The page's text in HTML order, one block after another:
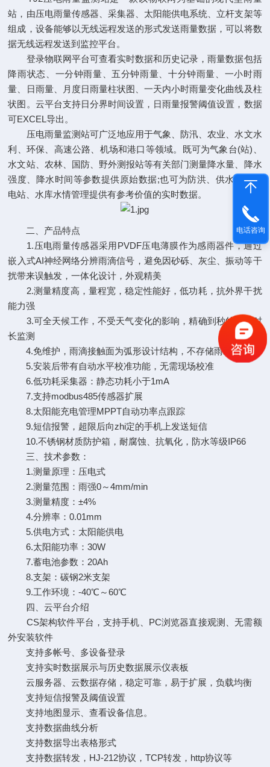
站，由压电雨量传感器、采集器、太阳能供电系统、立杆支架等
组成，设备能够以无线远程发送的形式发送雨量数据，可以将数
据无线远程发送到监控平台。
登录物联网平台可查看实时数据和历史记录，雨量数据包括
降雨状态、一分钟雨量、五分钟雨量、十分钟雨量、一小时雨
量、日雨量、月度日雨量柱状图、一天内小时雨量变化曲线及柱
状图。云平台支持日分界时间设置，日雨量报警阈值设置，数据
可EXCEL导出。
压电雨量监测站可广泛地应用于气象、防汛、农业、水文水
利、环保、高速公路、机场和港口等领域。既可为气象台(站)、
水文站、农林、国防、野外测报站等有关部门测量降水量、降水
强度、降水时间等参数提供原始数据;也可为防洪、供水调度、
电站、水库水情管理提供有参考价值的实时数据。
二、产品特点
1.压电雨量传感器采用PVDF压电薄膜作为感雨器件，通过
嵌入式AI神经网络分辨雨滴信号，避免因砂砾、灰尘、振动等干
扰带来误触发，一体化设计，外观精美
2.测量精度高，量程宽，稳定性能好，低功耗，抗外界干扰
能力强
3.可全天候工作，不受天气变化的影响，精确到秒的降雨时
长监测
4.免维护，雨滴接触面为弧形设计结构，不存储雨水
5.安装后带有自动水平校准功能，无需现场校准
6.低功耗采集器：静态功耗小于1mA
7.支持modbus485传感器扩展
8.太阳能充电管理MPPT自动功率点跟踪
9.短信报警，超限后向zhi定的手机上发送短信
10.不锈钢材质防护箱，耐腐蚀、抗氧化，防水等级IP66
三、技术参数：
1.测量原理：压电式
2.测量范围：雨强0～4mm/min
3.测量精度：±4%
4.分辨率：0.01mm
5.供电方式：太阳能供电
6.太阳能功率：30W
7.蓄电池参数：20Ah
8.支架：碳钢2米支架
9.工作环境：-40℃～60℃
四、云平台介绍
CS架构软件平台，支持手机、PC浏览器直接观测、无需额
外安装软件
支持多帐号、多设备登录
支持实时数据展示与历史数据展示仪表板
云服务器、云数据存储，稳定可靠，易于扩展，负载均衡
支持短信报警及阈值设置
支持地图显示、查看设备信息。
支持数据曲线分析
支持数据导出表格形式
支持数据转发，HJ-212协议，TCP转发，http协议等
电话咨询